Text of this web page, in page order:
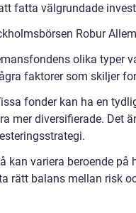
fatta välgrundade
Robur
olika typer
faktorer som skiljer
fonder kan ha en
mer diversifierade. Det
kan variera beroende på
rätt balans mellan risk